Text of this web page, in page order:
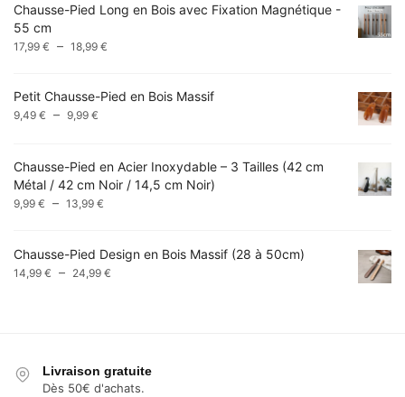
14,99 €
Chausse-Pied Long en Bois avec Fixation Magnétique -
55 cm
17,99 € – 18,99 €
17,99 €
Petit Chausse-Pied en Bois Massif
9,49 € – 9,99 €
9,49 €
à
9,99 €
Chausse-Pied en Acier Inoxydable – 3 Tailles (42 cm
Métal / 42 cm Noir / 14,5 cm Noir)
9,99 € – 13,99 €
9,99 €
à
Chausse-Pied Design en Bois Massif (28 à 50cm)
14,99 € – 24,99 €
Livraison gratuite
Dès 50€ d'achats.